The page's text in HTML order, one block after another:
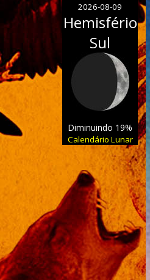
2026-08-09
Hemisfério
Sul
Diminuindo 19%
Calendário Lunar